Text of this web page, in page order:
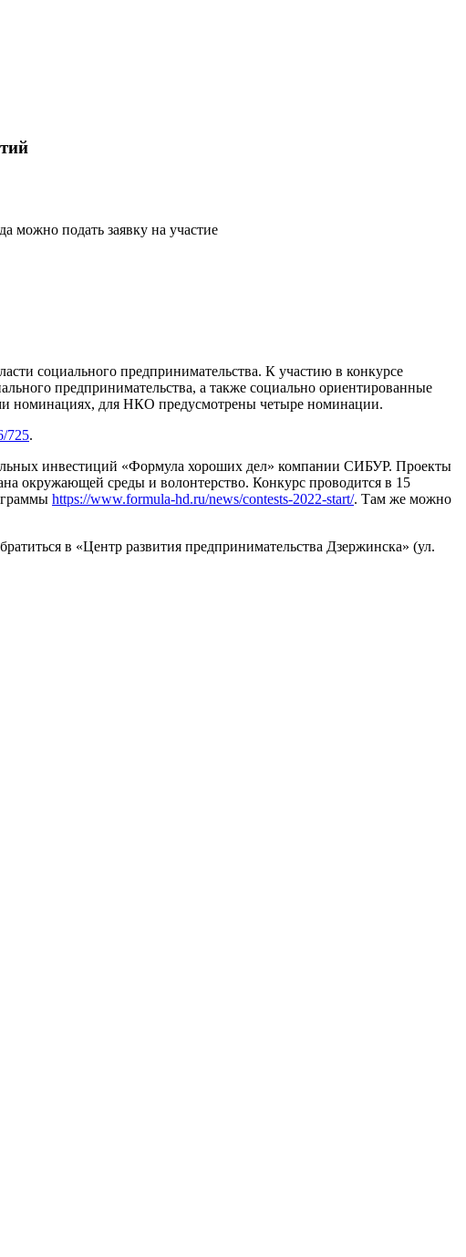
можно подать заявку на участие
социального предпринимательства. К участию в конкурсе
предпринимательства, а также социально ориентированные
номинациях, для НКО предусмотрены четыре номинации.
725.
инвестиций «Формула хороших дел» компании СИБУР. Проекты
окружающей среды и волонтерство. Конкурс проводится в 15
https://www.formula-hd.ru/news/contests-2022-start/. Там же можно
в «Центр развития предпринимательства Дзержинска» (ул.